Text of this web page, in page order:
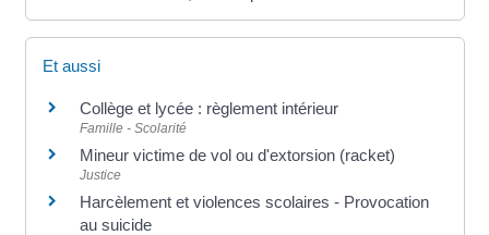
Et aussi
Collège et lycée : règlement intérieur
Famille - Scolarité
Mineur victime de vol ou d'extorsion (racket)
Justice
Harcèlement et violences scolaires - Provocation
au suicide